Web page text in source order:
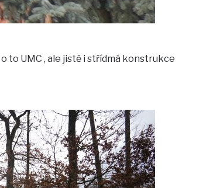
to UMC , ale jistě i střídmá konstrukce